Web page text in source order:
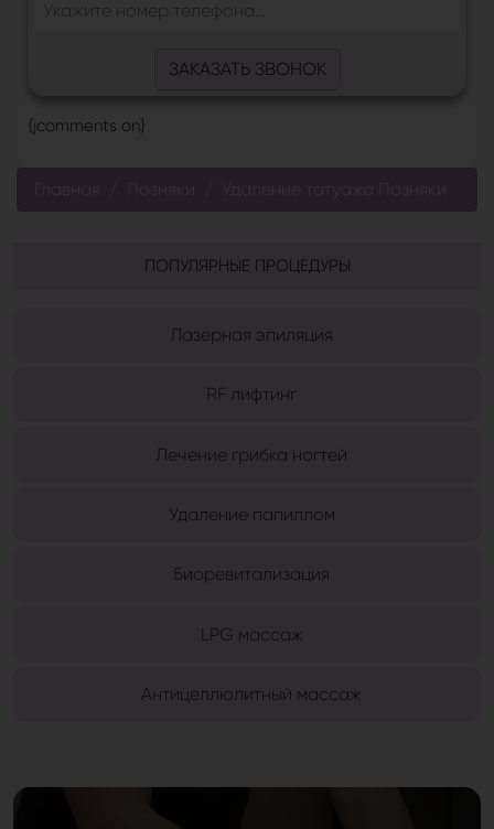
ЗАКАЗАТЬ ЗВОНОК
{jcomments on}
Главная Удаление татуажа Позняки
ПОПУЛЯРНЫЕ ПРОЦЕДУРЫ
Лазерная эпиляция
RF лифтинг
Лечение грибка ногтей
Удаление папиллом
Биоревитализация
LPG массаж
Антицеллюлитный массаж